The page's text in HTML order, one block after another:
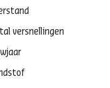
versnellingen